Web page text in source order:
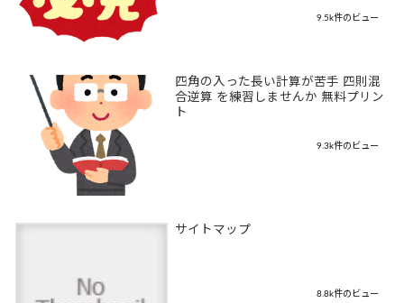
9.5k件のビュー
四角の入った長い計算が苦手 四則混
合逆算 を練習しませんか 無料プリン
ト
9.3k件のビュー
サイトマップ
8.8k件のビュー